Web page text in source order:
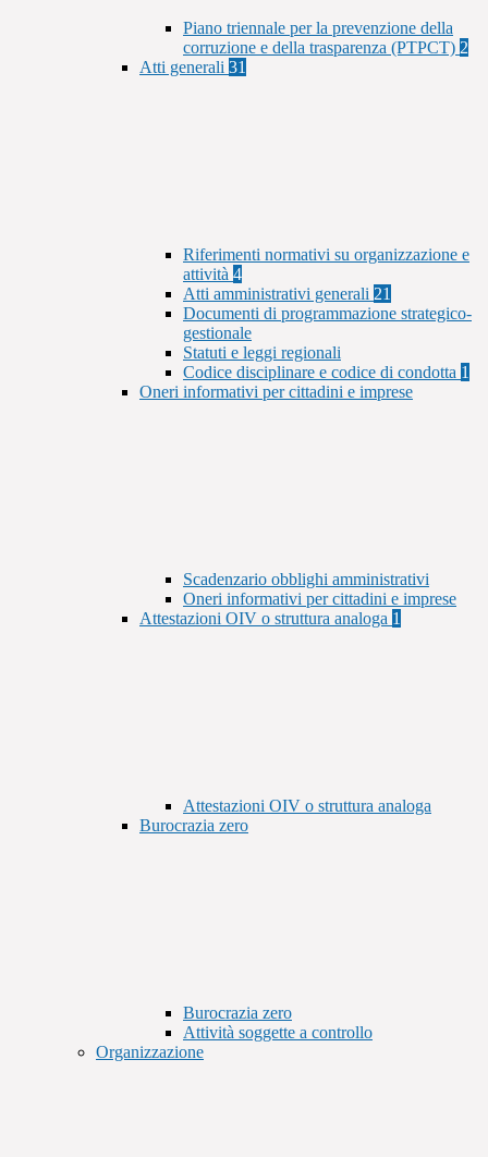
Piano triennale per la prevenzione della
corruzione e della trasparenza (PTPCT) 2
Atti generali 31
Riferimenti normativi su organizzazione e
attività 4
Atti amministrativi generali 21
Documenti di programmazione strategico-
gestionale
Statuti e leggi regionali
Codice disciplinare e codice di condotta 1
Oneri informativi per cittadini e imprese
Scadenzario obblighi amministrativi
Oneri informativi per cittadini e imprese
Attestazioni OIV o struttura analoga 1
Attestazioni OIV o struttura analoga
Burocrazia zero
Burocrazia zero
Attività soggette a controllo
Organizzazione